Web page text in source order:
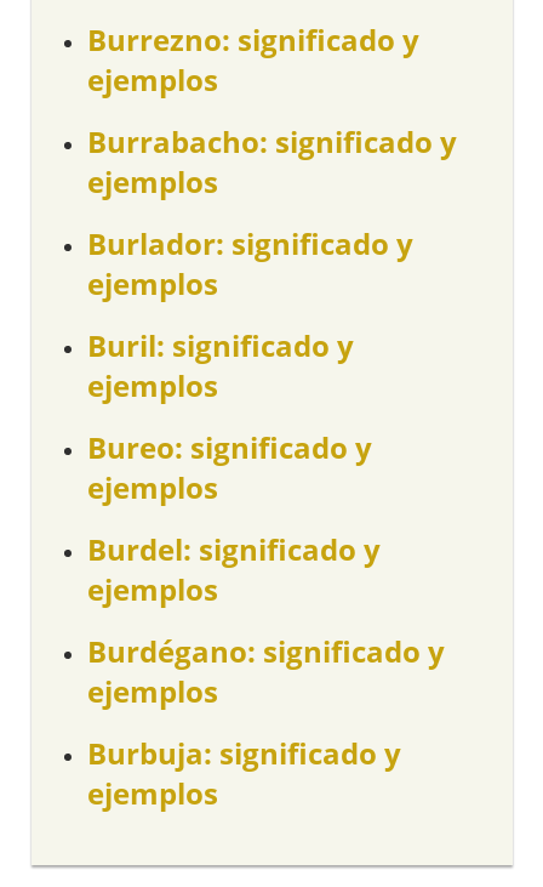
Burrezno: significado y
ejemplos
Burrabacho: significado y
ejemplos
Burlador: significado y
ejemplos
Buril: significado y
ejemplos
Bureo: significado y
ejemplos
Burdel: significado y
ejemplos
Burdégano: significado y
ejemplos
Burbuja: significado y
ejemplos